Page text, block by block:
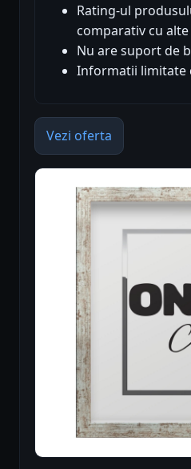
Rating-ul
comparativ cu
Nu are suport de
Informatii limitate
Vezi oferta